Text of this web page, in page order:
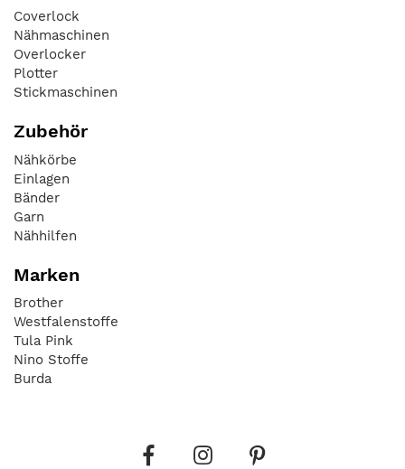
Coverlock
Nähmaschinen
Overlocker
Plotter
Stickmaschinen
Zubehör
Nähkörbe
Einlagen
Bänder
Garn
Nähhilfen
Marken
Brother
Westfalenstoffe
Tula Pink
Nino Stoffe
Burda